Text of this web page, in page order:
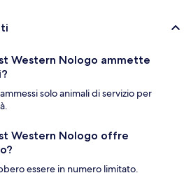
Western Nologo ammette
solo animali di servizio per
Western Nologo offre
essere in numero limitato.